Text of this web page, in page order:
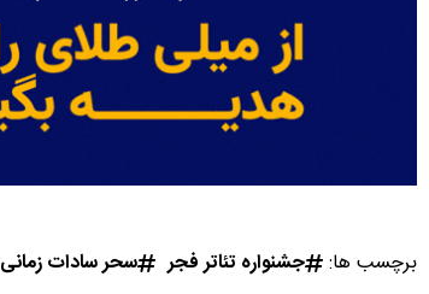
برچسب ها: جشنواره تئاتر فجر سحر سادات زمانی